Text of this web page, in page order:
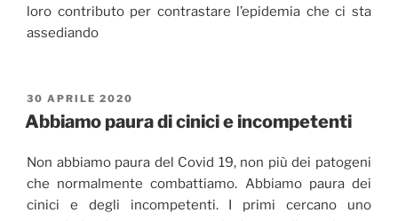
loro contributo per contrastare l’epidemia che ci sta
assediando
PUBBLICATO
IL
30 APRILE 2020
Abbiamo paura di cinici e incompetenti
Non abbiamo paura del Covid 19, non più dei patogeni
che normalmente combattiamo. Abbiamo paura dei
cinici e degli incompetenti. I primi cercano uno